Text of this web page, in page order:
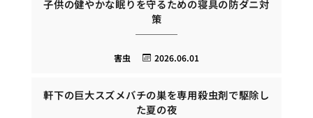
子供の健やかな眠りを守るための寝具の防ダニ対
策
2026.06.01
害虫
軒下の巨大スズメバチの巣を専用殺虫剤で駆除し
た夏の夜